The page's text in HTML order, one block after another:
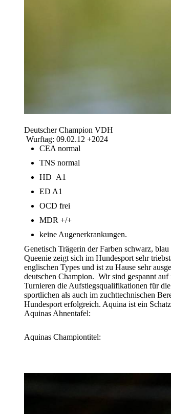
Deutscher Champion VDH
Wurftag: 09.02.12 +2024
CEA normal
TNS normal
HD A1
ED A1
OCD frei
MDR +/+
keine Augenerkrankungen.
Genetisch Trägerin der Farben schwarz,
Queenie zeigt sich im Hundesport sehr
englischen Types und ist zu Hause sehr
deutschen Champion. Wir sind gespannt
Turnieren die Aufstiegsqualifikationen für
sportlichen als auch im zuchttechnischen
Hundesport erfolgreich. Aquina ist ein
Aquinas Ahnentafel:
Aquinas Championtitel: